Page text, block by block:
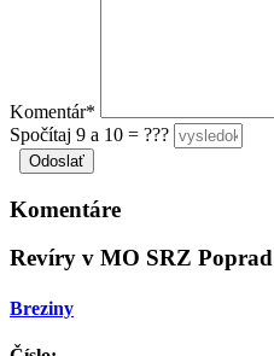
Komentár*
Spočítaj 9 a 10 = ???
Komentáre
Revíry v MO SRZ Poprad
Breziny